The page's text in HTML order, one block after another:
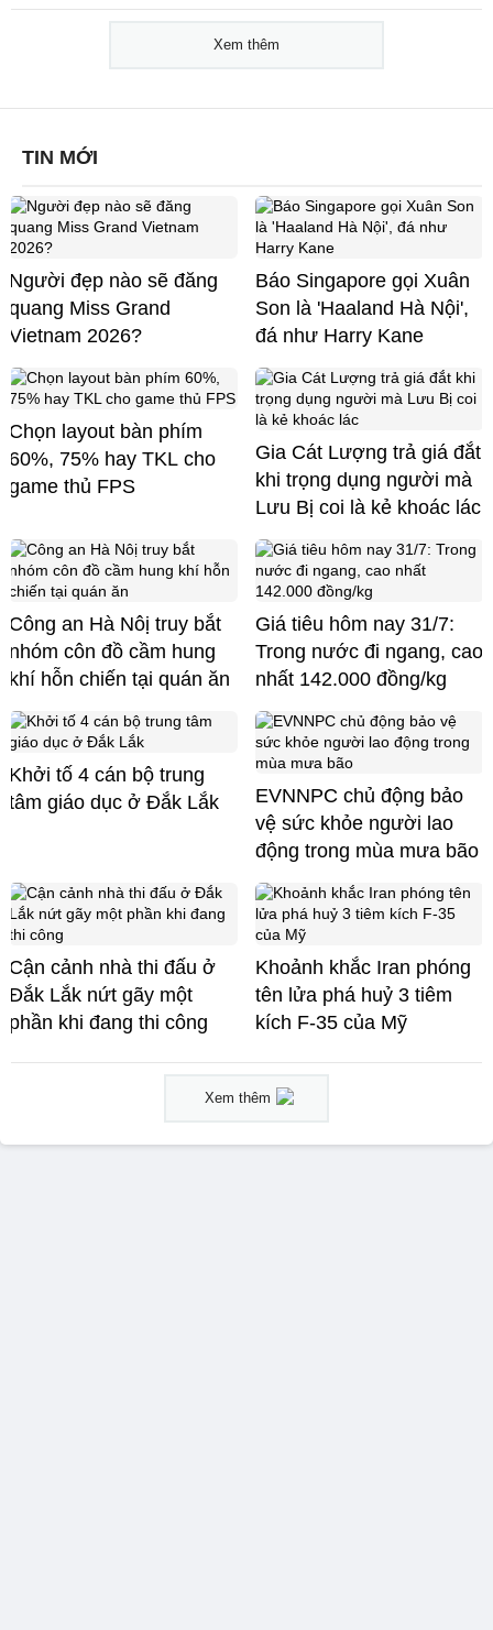
Xem thêm
TIN MỚI
Người đẹp nào sẽ đăng
quang Miss Grand
Vietnam 2026?
Báo Singapore gọi Xuân
Son là 'Haaland Hà Nội',
đá như Harry Kane
Chọn layout bàn phím
60%, 75% hay TKL cho
game thủ FPS
Gia Cát Lượng trả giá đắt
khi trọng dụng người mà
Lưu Bị coi là kẻ khoác lác
Công an Hà Nôị truy bắt
nhóm côn đồ cầm hung
khí hỗn chiến tại quán ăn
Giá tiêu hôm nay 31/7:
Trong nước đi ngang, cao
nhất 142.000 đồng/kg
Khởi tố 4 cán bộ trung
tâm giáo dục ở Đắk Lắk
EVNNPC chủ động bảo
vệ sức khỏe người lao
động trong mùa mưa bão
Cận cảnh nhà thi đấu ở
Đắk Lắk nứt gãy một
phần khi đang thi công
Khoảnh khắc Iran phóng
tên lửa phá huỷ 3 tiêm
kích F-35 của Mỹ
Xem thêm